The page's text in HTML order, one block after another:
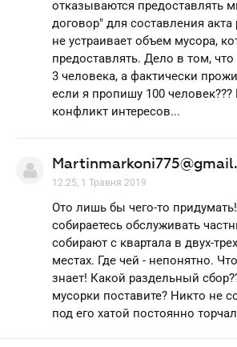
отказываются предоставлять
договор" для составления
не устраивает объем мусора,
предоставлять. Дело в том,
3 человека, а фактически
если я пропишу 100 человек???
конфликт интересов...
12.25, 1 Травня 2019
Ото лишь бы чего-то
собираетесь обслуживать
собирают с квартала в двух-
местах. Где чей - непонятно.
знает! Какой раздельный
мусорки поставите? Никто не
под его хатой постоянно